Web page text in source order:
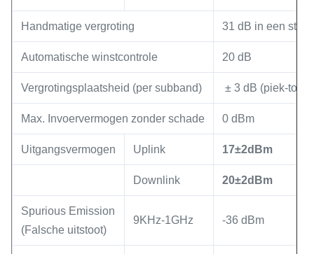
Handmatige vergroting 31 dB in een stap
Automatische winstcontrole 20 dB
Vergrotingsplaatsheid (per subband) ± 3 dB (piek-tot-
Max. Invoervermogen zonder schade 0 dBm
Uitgangsvermogen Uplink 17±2dBm
Downlink 20±2dBm
Spurious Emission
(Falsche uitstoot)
9KHz-1GHz -36 dBm